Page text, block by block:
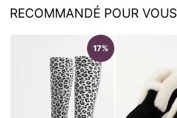
RECOMMANDÉ POUR VOUS
17%